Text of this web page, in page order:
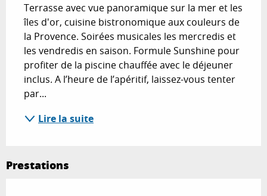
Terrasse avec vue panoramique sur la mer et les
îles d'or, cuisine bistronomique aux couleurs de
la Provence. Soirées musicales les mercredis et
les vendredis en saison. Formule Sunshine pour
profiter de la piscine chauffée avec le déjeuner
inclus. A l’heure de l’apéritif, laissez-vous tenter
par...
Lire la suite
Prestations